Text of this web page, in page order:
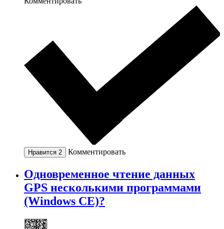
Нравится 2 Комментировать
Одновременное чтение данных
GPS несколькими программами
(Windows CE)?